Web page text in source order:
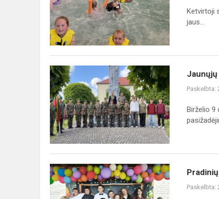
–
lietingoji,
bet
kupina
įspūdži...
Ketvirtoji
jaus...
Jaunųjų
šaulių
pasižadėjimo
šventė
Paskelbta:
Birželio 9
Pradinių
klasių
Mokslo
Paskelbta: